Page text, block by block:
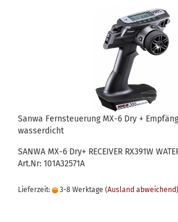
Sanwa Fernsteuerung MX-6 Dry +
wasserdicht
SANWA MX-6 Dry+ RECEIVER RX391W
Art.Nr: 101A32571A
Lieferzeit: 3-8 Werktage (Ausland abweichend)